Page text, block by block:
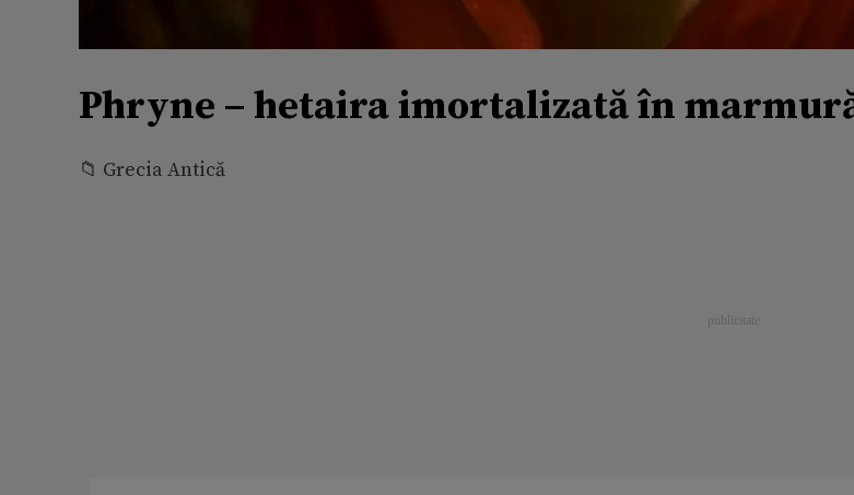
Phryne – hetaira imortalizată în
📁 Grecia Antică